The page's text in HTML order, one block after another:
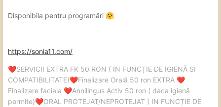
Disponibila pentru programări 🤗
https://sonia11.com/
❤️SERVICII EXTRA FK 50 RON ( IN FUNCȚIE DE IGIENĂ SI
COMPATIBILITATE)❤️Finalizare Orală 50 ron EXTRA ❤️
Finalizare faciala ❤️Annilingus Activ 50 ron ( daca igienă
permite)❤️ORAL PROTEJAT/NEPROTEJAT ( IN FUNCȚIE DE